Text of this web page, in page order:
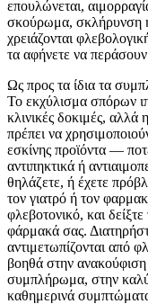
επουλώνεται,
σκούρωμα, σκλήρυνση
χρειάζονται
τα αφήνετε να
Ως προς τα ίδια τα
Το εκχύλισμα σπόρων
κλινικές δοκιμές, αλλά
πρέπει να
εσκίνης προϊόντα —
αντιπηκτικά ή
θηλάζετε, ή έχετε
τον γιατρό ή τον
φλεβοτονικό, και
φάρμακά σας.
αντιμετωπίζονται από
βοηθά στην
συμπλήρωμα, στην
καθημερινά